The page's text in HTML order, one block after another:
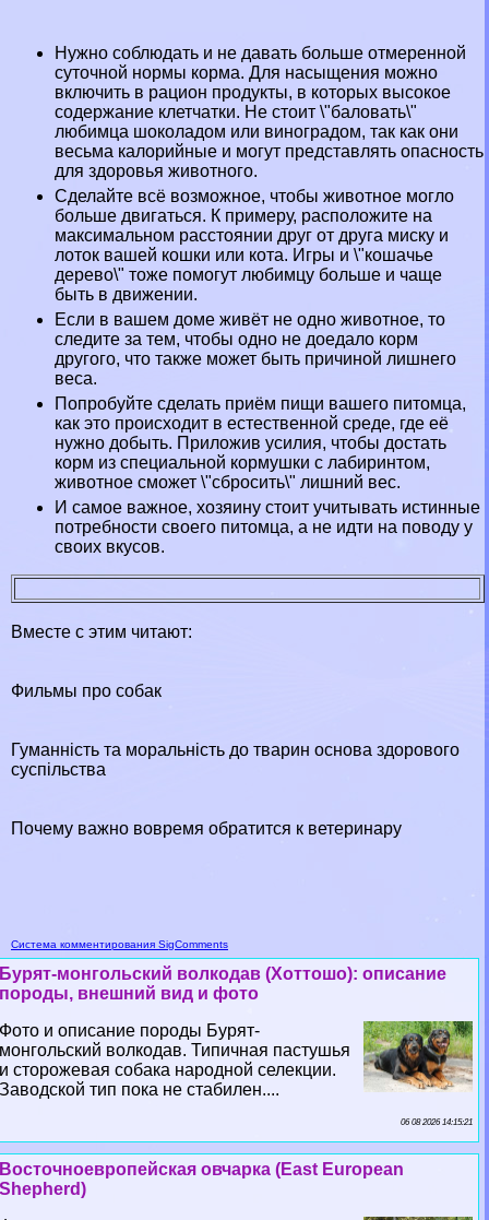
Нужно соблюдать и не давать больше отмеренной
суточной нормы корма. Для насыщения можно
включить в рацион продукты, в которых высокое
содержание клетчатки. Не стоит \"баловать\"
любимца шоколадом или виноградом, так как они
весьма калорийные и могут представлять опасность
для здоровья животного.
Сделайте всё возможное, чтобы животное могло
больше двигаться. К примеру, расположите на
максимальном расстоянии друг от друга миску и
лоток вашей кошки или кота. Игры и \"кошачье
дерево\" тоже помогут любимцу больше и чаще
быть в движении.
Если в вашем доме живёт не одно животное, то
следите за тем, чтобы одно не доедало корм
другого, что также может быть причиной лишнего
веса.
Попробуйте сделать приём пищи вашего питомца,
как это происходит в естественной среде, где её
нужно добыть. Приложив усилия, чтобы достать
корм из специальной кормушки с лабиринтом,
животное сможет \"сбросить\" лишний вес.
И самое важное, хозяину стоит учитывать истинные
потребности своего питомца, а не идти на поводу у
своих вкусов.
Вместе с этим читают:
Фильмы про собак
Гуманність та мopaльність до тварин основа здорового
суспільства
Почему важно вовремя обратится к ветеринару
Система комментирования SigComments
Бурят-монгольский волкодав (Хоттошо): описание
породы, внешний вид и фото
Фото и описание породы Бурят-
монгольский волкодав. Типичная пастушья
и сторожевая собака народной селекции.
Заводской тип пока не стабилен....
06 08 2026 14:15:21
Восточноевропейская овчарка (East European
Shepherd)